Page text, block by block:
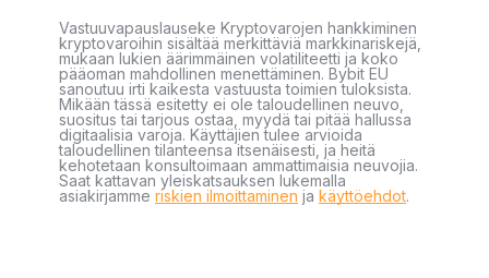
Vastuuvapauslauseke Kryptovarojen hankkiminen
kryptovaroihin sisältää merkittäviä markkinariskejä,
mukaan lukien äärimmäinen volatiliteetti ja koko
pääoman mahdollinen menettäminen. Bybit EU
sanoutuu irti kaikesta vastuusta toimien tuloksista.
Mikään tässä esitetty ei ole taloudellinen neuvo,
suositus tai tarjous ostaa, myydä tai pitää hallussa
digitaalisia varoja. Käyttäjien tulee arvioida
taloudellinen tilanteensa itsenäisesti, ja heitä
kehotetaan konsultoimaan ammattimaisia neuvojia.
Saat kattavan yleiskatsauksen lukemalla
asiakirjamme riskien ilmoittaminen ja käyttöehdot.